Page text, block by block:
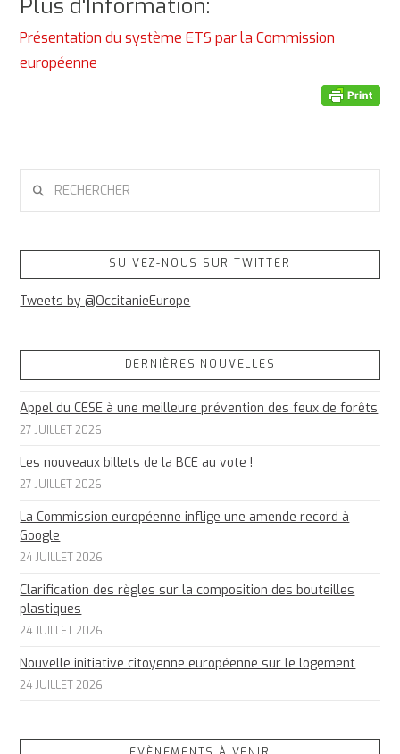
Plus d'Information:
Présentation du système ETS par la Commission
européenne
SUIVEZ-NOUS SUR TWITTER
Tweets by @OccitanieEurope
DERNIÈRES NOUVELLES
Appel du CESE à une meilleure prévention des feux de forêts
27 JUILLET 2026
Les nouveaux billets de la BCE au vote !
27 JUILLET 2026
La Commission européenne inflige une amende record à
Google
24 JUILLET 2026
Clarification des règles sur la composition des bouteilles
plastiques
24 JUILLET 2026
Nouvelle initiative citoyenne européenne sur le logement
24 JUILLET 2026